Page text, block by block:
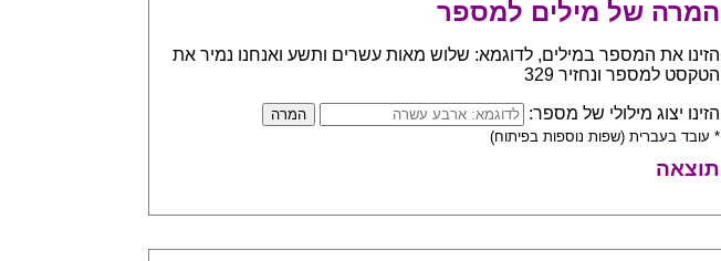
המרה של מילים למספר
הזינו את המספר במילים, לדוגמא: שלוש מאות עשרים ותשע ואנחנו נמיר את
הטקסט למספר ונחזיר 329
הזינו יצוג מילולי של מספר:
* עובד בעברית (שפות נוספות בפיתוח)
תוצאה